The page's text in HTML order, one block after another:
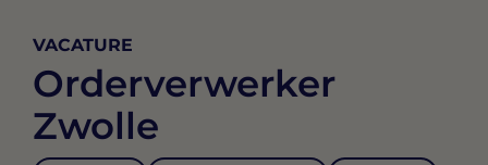
VACATURE
Orderverwerker
Zwolle